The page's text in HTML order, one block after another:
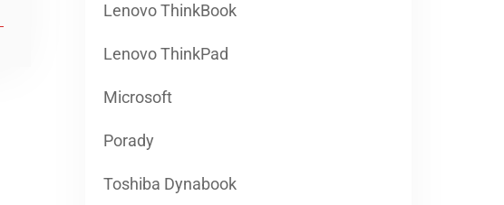
Lenovo ThinkBook
Lenovo ThinkPad
Microsoft
Porady
Toshiba Dynabook